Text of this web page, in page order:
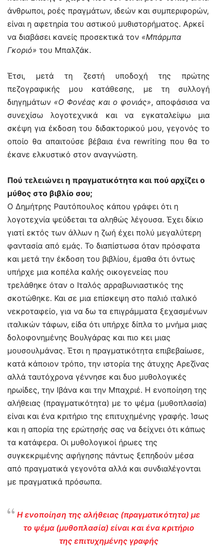
άνθρωποι, ροές πραγμάτων, ιδεών και συμπεριφορών,
είναι η αφετηρία του αστικού μυθιστορήματος. Αρκεί
να διαβάσει κανείς προσεκτικά τον «Μπάρμπα
Γκοριό» του Μπαλζάκ.
Έτσι, μετά τη ζεστή υποδοχή της πρώτης
πεζογραφικής μου κατάθεσης, με τη συλλογή
διηγημάτων «Ο Φονέας και ο φονιάς», αποφάσισα να
συνεχίσω λογοτεχνικά και να εγκαταλείψω μια
σκέψη για έκδοση του διδακτορικού μου, γεγονός το
οποίο θα απαιτούσε βέβαια ένα rewriting που θα το
έκανε ελκυστικό στον αναγνώστη.
Πού τελειώνει η πραγματικότητα και πού αρχίζει ο
μύθος στο βιβλίο σου;
Ο Δημήτρης Ραυτόπουλος κάπου γράφει ότι η
λογοτεχνία ψεύδεται τα αληθώς λέγουσα. Έχει δίκιο
γιατί εκτός των άλλων η ζωή έχει πολύ μεγαλύτερη
φαντασία από εμάς. Το διαπίστωσα όταν πρόσφατα
και μετά την έκδοση του βιβλίου, έμαθα ότι όντως
υπήρχε μια κοπέλα καλής οικογενείας που
τρελάθηκε όταν ο Ιταλός αρραβωνιαστικός της
σκοτώθηκε. Και σε μια επίσκεψη στο παλιό ιταλικό
νεκροταφείο, για να δω τα επιγράμματα ξεχασμένων
ιταλικών τάφων, είδα ότι υπήρχε δίπλα το μνήμα μιας
δολοφονημένης Βουλγάρας και πιο κει μιας
μουσουλμάνας. Έτσι η πραγματικότητα επιβεβαίωσε,
κατά κάποιον τρόπο, την ιστορία της άτυχης Αρεζίνας
αλλά ταυτόχρονα γέννησε και δυο μυθολογικές
ηρωίδες, την Ιβάνα και την Μπαχριέ. Η ενοποίηση της
αλήθειας (πραγματικότητα) με το ψέμα (μυθοπλασία)
είναι και ένα κριτήριο της επιτυχημένης γραφής. Ίσως
και η απορία της ερώτησής σας να δείχνει ότι κάπως
τα κατάφερα. Οι μυθολογικοί ήρωες της
συγκεκριμένης αφήγησης πάντως ξεπηδούν μέσα
από πραγματικά γεγονότα αλλά και συνδιαλέγονται
με πραγματικά πρόσωπα.
Η ενοποίηση της αλήθειας (πραγματικότητα) με
το ψέμα (μυθοπλασία) είναι και ένα κριτήριο
της επιτυχημένης γραφής